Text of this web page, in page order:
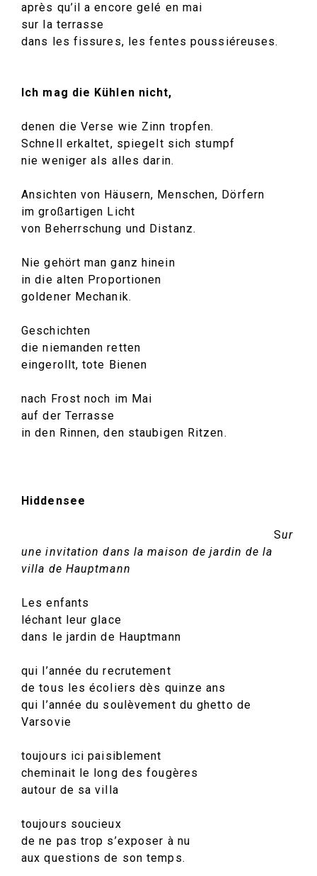
après qu’il a encore gelé en mai
sur la terrasse
dans les fissures, les fentes poussiéreuses.
Ich mag die Kühlen nicht,
denen die Verse wie Zinn tropfen.
Schnell erkaltet, spiegelt sich stumpf
nie weniger als alles darin.
Ansichten von Häusern, Menschen, Dörfern
im großartigen Licht
von Beherrschung und Distanz.
Nie gehört man ganz hinein
in die alten Proportionen
goldener Mechanik.
Geschichten
die niemanden retten
eingerollt, tote Bienen
nach Frost noch im Mai
auf der Terrasse
in den Rinnen, den staubigen Ritzen.
Hiddensee
Sur
une invitation dans la maison de jardin de la
villa de Hauptmann
Les enfants
léchant leur glace
dans le jardin de Hauptmann
qui l’année du recrutement
de tous les écoliers dès quinze ans
qui l’année du soulèvement du ghetto de
Varsovie
toujours ici paisiblement
cheminait le long des fougères
autour de sa villa
toujours soucieux
de ne pas trop s’exposer à nu
aux questions de son temps.